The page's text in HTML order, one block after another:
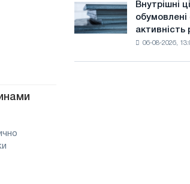
продовжують
зростати
здорового
Внутрішні
ціни
на
Внутрішні
активність
06-08-2026,